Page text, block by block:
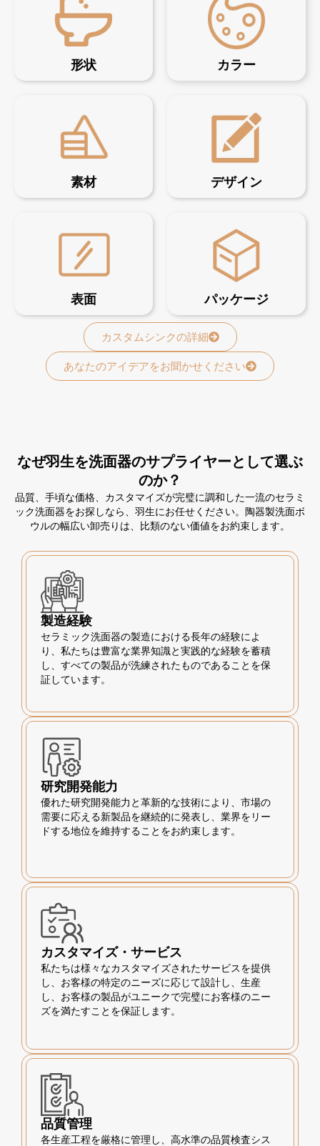
形状 カラー
素材 デザイン
表面 パッケージ
カスタムシンクの詳細
あなたのアイデアをお聞かせください
なぜ羽生を洗面器のサプライヤーとして選ぶ
のか？
品質、手頃な価格、カスタマイズが完璧に調和した一流のセラミ
ック洗面器をお探しなら、羽生にお任せください。陶器製洗面ボ
ウルの幅広い卸売りは、比類のない価値をお約束します。
製造経験
セラミック洗面器の製造における長年の経験によ
り、私たちは豊富な業界知識と実践的な経験を蓄積
し、すべての製品が洗練されたものであることを保
証しています。
研究開発能力
優れた研究開発能力と革新的な技術により、市場の
需要に応える新製品を継続的に発表し、業界をリー
ドする地位を維持することをお約束します。
カスタマイズ・サービス
私たちは様々なカスタマイズされたサービスを提供
し、お客様の特定のニーズに応じて設計し、生産
し、お客様の製品がユニークで完璧にお客様のニー
ズを満たすことを保証します。
品質管理
各生産工程を厳格に管理し、高水準の品質検査シス